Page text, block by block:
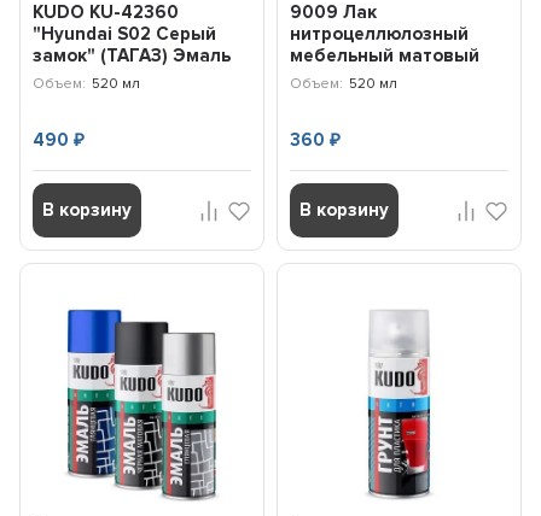
KUDO KU-42360
"Hyundai S02 Серый
замок" (ТАГАЗ) Эмаль
автомобильная...
Объем: 520 мл
490₽
В корзину
9009 Лак
нитроцеллюлозный
мебельный матовый
520мл KU9009 KUDO
Объем: 520 мл
360 ₽
В корзину